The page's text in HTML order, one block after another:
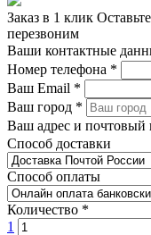
Заказ в 1 клик
перезвоним
Ваши контактные
Номер телефона *
Ваш Email *
Ваш город *
Ваш адрес и почтовый
Способ доставки
Способ оплаты
Количество *
1